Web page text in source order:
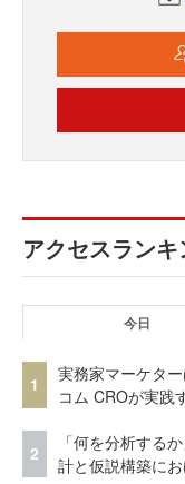
アクセスラン
今日
1
実務家マーケタ
コム CROが実践
2
「何を分析する
計と仮説構築に